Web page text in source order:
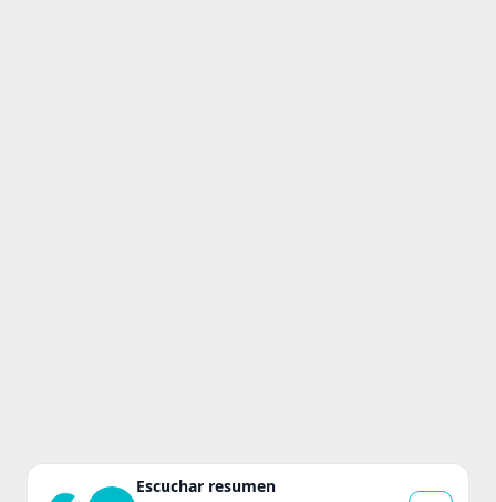
Escuchar resumen